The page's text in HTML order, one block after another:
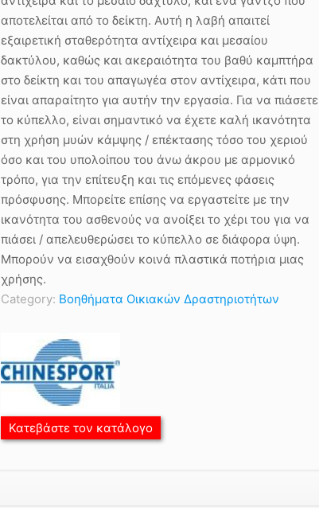
αποτελείται από το δείκτη. Αυτή η λαβή απαιτεί
εξαιρετική σταθερότητα αντίχειρα και μεσαίου
δακτύλου, καθώς και ακεραιότητα του βαθύ καμπτήρα
στο δείκτη και του απαγωγέα στον αντίχειρα, κάτι που
είναι απαραίτητο για αυτήν την εργασία. Για να πιάσετε
το κύπελλο, είναι σημαντικό να έχετε καλή ικανότητα
στη χρήση μυών κάμψης / επέκτασης τόσο του χεριού
όσο και του υπολοίπου του άνω άκρου με αρμονικό
τρόπο, για την επίτευξη και τις επόμενες φάσεις
πρόσφυσης. Μπορείτε επίσης να εργαστείτε με την
ικανότητα του ασθενούς να ανοίξει το χέρι του για να
πιάσει / απελευθερώσει το κύπελλο σε διάφορα ύψη.
Μπορούν να εισαχθούν κοινά πλαστικά ποτήρια μιας
χρήσης.
Category: Βοηθήματα Οικιακών Δραστηριοτήτων
Κατεβάστε τον κατάλογο